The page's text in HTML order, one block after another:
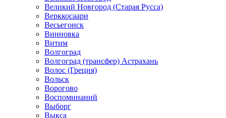
Великий Новгород (Старая Русса)
Верккосаари
Весьегонск
Винновка
Витим
Волгоград
Волгоград (трансфер) Астрахань
Волос (Греция)
Вольск
Ворогово
Воспоминаний
Выборг
Выкса